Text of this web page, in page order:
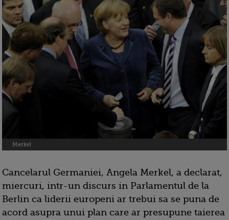
Merkel
Cancelarul Germaniei, Angela Merkel, a declarat,
miercuri, intr-un discurs in Parlamentul de la
Berlin ca liderii europeni ar trebui sa se puna de
acord asupra unui plan care ar presupune taierea